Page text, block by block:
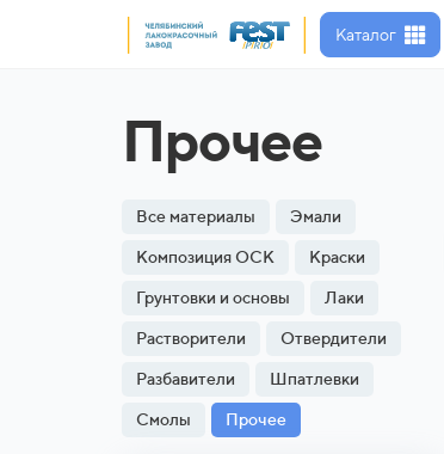
Каталог
Прочее
Все материалы Эмали
Композиция ОСК Краски
Грунтовки и основы Лаки
Растворители Отвердители
Разбавители Шпатлевки
Смолы Прочее